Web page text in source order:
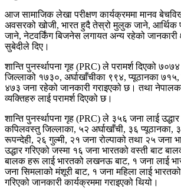
आज सामाजिक लेखा परीक्षण कार्यक्रममा मानव
अवसरको खोजी, भारत हुदै तेस्रो मुलुक जाने, आर्थिक
जाने, नेटवर्किंग बिजनेस लगायत अन्य रहेको जानकारी
सुबेदीले दिए।
शान्ति पुनर्स्थापना गृह (PRC) ले परामर्श दिएको
जिल्लाको १७३०, अर्घाखाँचीका ९९४, प्यूठानका
४७३ जना रहेको जानकारी गराइएको छ। तथा
व्यक्तिहरु लाई परामर्श दिएको छ।
शान्ति पुनर्स्थापना गृह (PRC) ले ३५६ जना लाई
कपिलवस्तु जिल्लाका, ५२ अर्घाखाँची, ३६ प्यूठानका,
रूपन्देही, २६ गुल्मी, २१ जना रोल्पाको तथा २५ जना
उद्धार गरिएको जस्मा १६ जना भारतको वस्ती बाट
बालक हरू लाई भारतको लखनऊ बाट, १ जना लाई
जना सिमलाको मंशूरी बाट, १ जना महिला लाई भारतको
गरिएको जानकारी कार्यक्रममा गराइएको थियो।